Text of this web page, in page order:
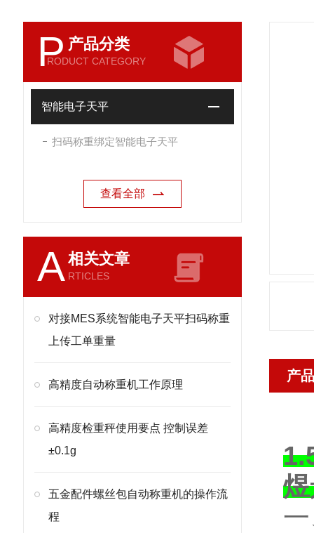
P 产品分类
RODUCT CATEGORY
智能电子天平
扫码称重绑定智能电子天平
查看全部
A相关文章
RTICLES
对接MES系统智能电子天平扫码称重
上传工单重量
高精度自动称重机工作原理
高精度检重秤使用要点 控制误差
±0.1g
五金配件螺丝包自动称重机的操作流
程
产